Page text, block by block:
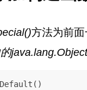
方法为前
java.lang.Object